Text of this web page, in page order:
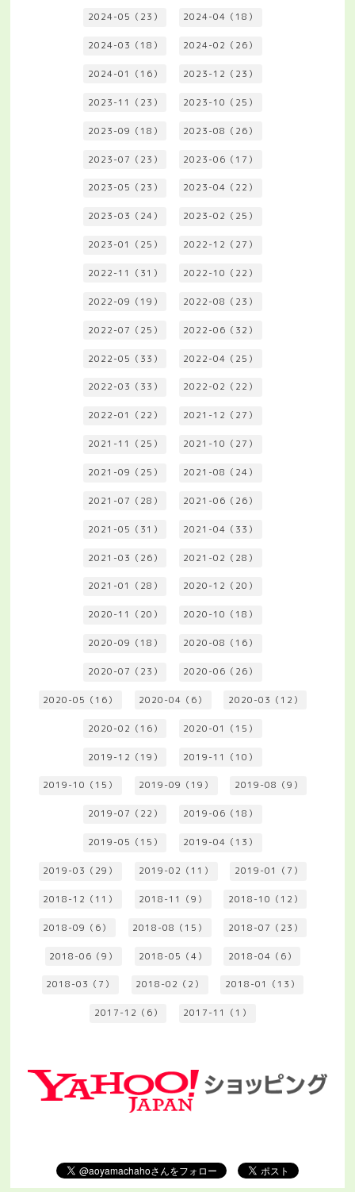
2024-05（23） 2024-04（18）
2024-03（18） 2024-02（26）
2024-01（16） 2023-12（23）
2023-11（23） 2023-10（25）
2023-09（18） 2023-08（26）
2023-07（23） 2023-06（17）
2023-05（23） 2023-04（22）
2023-03（24） 2023-02（25）
2023-01（25） 2022-12（27）
2022-11（31） 2022-10（22）
2022-09（19） 2022-08（23）
2022-07（25） 2022-06（32）
2022-05（33） 2022-04（25）
2022-03（33） 2022-02（22）
2022-01（22） 2021-12（27）
2021-11（25） 2021-10（27）
2021-09（25） 2021-08（24）
2021-07（28） 2021-06（26）
2021-05（31） 2021-04（33）
2021-03（26） 2021-02（28）
2021-01（28） 2020-12（20）
2020-11（20） 2020-10（18）
2020-09（18） 2020-08（16）
2020-07（23） 2020-06（26）
2020-05（16） 2020-04（6） 2020-03（12）
2020-02（16） 2020-01（15）
2019-12（19） 2019-11（10）
2019-10（15） 2019-09（19） 2019-08（9）
2019-07（22） 2019-06（18）
2019-05（15） 2019-04（13）
2019-03（29） 2019-02（11） 2019-01（7）
2018-12（11） 2018-11（9） 2018-10（12）
2018-09（6） 2018-08（15） 2018-07（23）
2018-06（9） 2018-05（4） 2018-04（6）
2018-03（7） 2018-02（2） 2018-01（13）
2017-12（6） 2017-11（1）